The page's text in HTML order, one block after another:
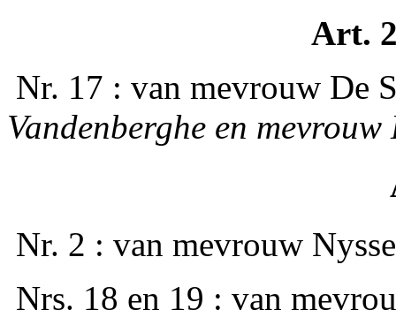
Art.
Nr. 17 : van mevrouw De
Vandenberghe en
Nr. 2 : van mevrouw
Nrs. 18 en 19 : van